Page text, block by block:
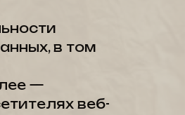
в том
—
веб-